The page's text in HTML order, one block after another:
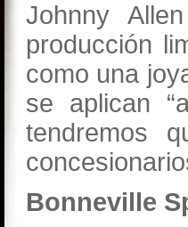
Johnny
producción
como una
se aplican
tendremos
Bonneville